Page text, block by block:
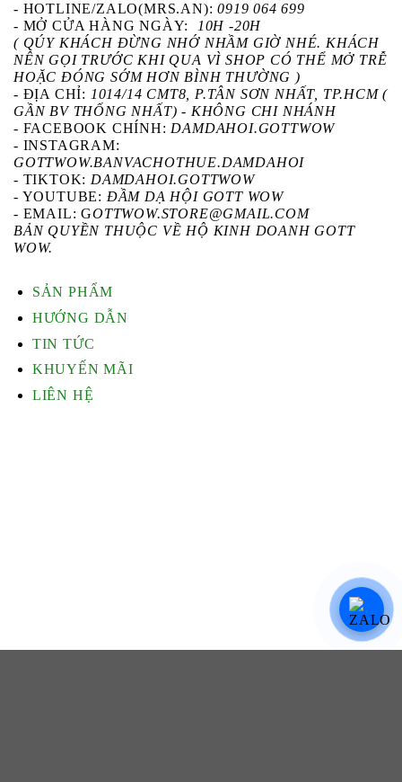
- HOTLINE/ZALO(MRS.AN): 0919 064 699
- MỞ CỬA HÀNG NGÀY:
10H -20H
( QÚY KHÁCH ĐỪNG NHỚ NHẦM GIỜ NHÉ. KHÁCH
NÊN GỌI TRƯỚC KHI QUA VÌ SHOP CÓ THỂ MỞ TRỄ
HOẶC ĐÓNG SỚM HƠN BÌNH THƯỜNG )
- ĐỊA CHỈ: 1014/14 CMT8, P.TÂN SƠN NHẤT, TP.HCM (
GẦN BV THỐNG NHẤT) - KHÔNG CHI NHÁNH
- FACEBOOK CHÍNH: DAMDAHOI.GOTTWOW
- INSTAGRAM:
GOTTWOW.BANVACHOTHUE.DAMDAHOI
- TIKTOK: DAMDAHOI.GOTTWOW
- YOUTUBE: ĐẦM DẠ HỘI GOTT WOW
- EMAIL: GOTTWOW.STORE@GMAIL.COM
BẢN QUYỀN THUỘC VỀ HỘ KINH DOANH GOTT
WOW.
SẢN PHẨM
HƯỚNG DẪN
TIN TỨC
KHUYẾN MÃI
LIÊN HỆ